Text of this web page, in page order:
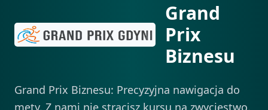
Grand
Prix
Biznesu
Grand Prix Biznesu: Precyzyjna nawigacja do
mety. Z nami nie stracisz kursu na zwycięstwo.